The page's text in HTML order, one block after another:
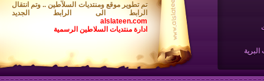
تم تطوير موقع ومنتديات السلآطين .. وتم انتقال
الرابط الى الرابط الجديد
alslateen.com
ادارة منتديات السلاطين الرسمية